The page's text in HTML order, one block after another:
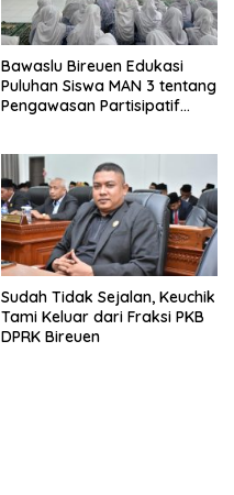
Bawaslu Bireuen Edukasi
Puluhan Siswa MAN 3 tentang
Pengawasan Partisipatif
Sudah Tidak Sejalan, Keuchik
Tami Keluar dari Fraksi PKB
DPRK Bireuen